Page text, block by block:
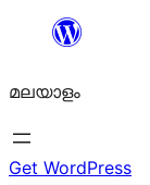
ഉള്ളടക്കത്തിലേക്ക്
മലയാളം
Get WordPress